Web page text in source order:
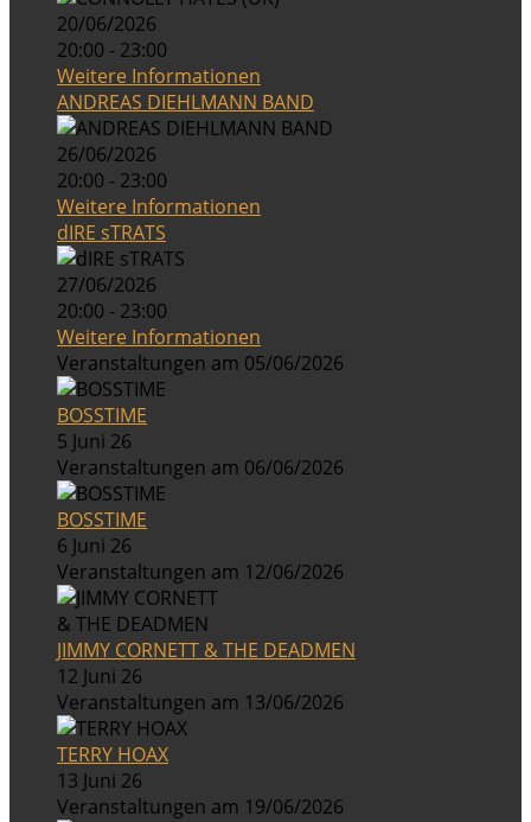
20/06/2026
20:00 - 23:00
Weitere Informationen
ANDREAS DIEHLMANN BAND
26/06/2026
20:00 - 23:00
Weitere Informationen
dIRE sTRATS
27/06/2026
20:00 - 23:00
Weitere Informationen
Veranstaltungen am 05/06/2026
BOSSTIME
5 Juni 26
Veranstaltungen am 06/06/2026
BOSSTIME
6 Juni 26
Veranstaltungen am 12/06/2026
JIMMY CORNETT & THE DEADMEN
12 Juni 26
Veranstaltungen am 13/06/2026
TERRY HOAX
13 Juni 26
Veranstaltungen am 19/06/2026